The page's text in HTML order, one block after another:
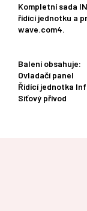
Kompletní sada
řídící jednotku a
wave.com4.
Balení obsahuje:
Ovladačí panel
Řídící jednotka
Síťový přívod